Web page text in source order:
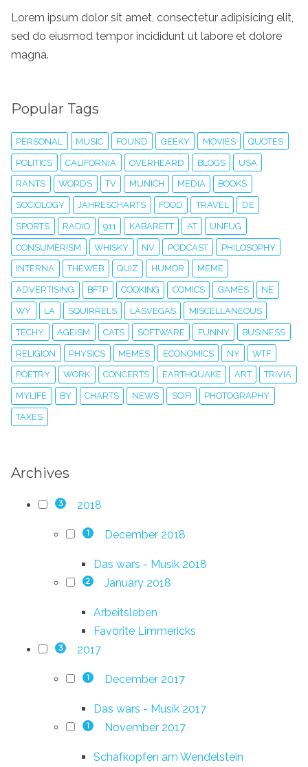
Lorem ipsum dolor sit amet, consectetur adipisicing elit,
sed do eiusmod tempor incididunt ut labore et dolore
magna.
Popular Tags
PERSONAL MUSIC FOUND GEEKY MOVIES QUOTES
POLITICS CALIFORNIA OVERHEARD BLOGS USA
RANTS WORDS TV MUNICH MEDIA BOOKS
SOCIOLOGY JAHRESCHARTS FOOD TRAVEL DE
SPORTS RADIO 911 KABARETT AT UNFUG
CONSUMERISM WHISKY NV PODCAST PHILOSOPHY
INTERNA THEWEB QUIZ HUMOR MEME
ADVERTISING BFTP COOKING COMICS GAMES NE
WY LA SQUIRRELS LASVEGAS MISCELLANEOUS
TECHY AGEISM CATS SOFTWARE FUNNY BUSINESS
RELIGION PHYSICS MEMES ECONOMICS NY WTF
POETRY WORK CONCERTS EARTHQUAKE ART TRIVIA
MYLIFE BY CHARTS NEWS SCIFI PHOTOGRAPHY
TAXES
Archives
3 2018
1 December 2018
Das wars - Musik 2018
2 January 2018
Arbeitsleben
Favorite Limmericks
3 2017
1 December 2017
Das wars - Musik 2017
1 November 2017
Schafkopfen am Wendelstein